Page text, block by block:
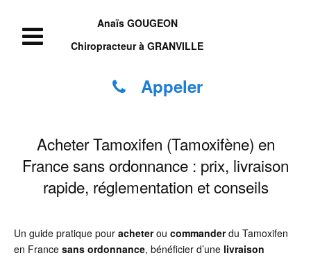
Anaïs GOUGEON
Chiropracteur à GRANVILLE
Appeler
Acheter Tamoxifen (Tamoxifène) en
France sans ordonnance : prix, livraison
rapide, réglementation et conseils
Un guide pratique pour acheterou commanderdu Tamoxifen
en France sans ordonnance, bénéficier d’une livraison